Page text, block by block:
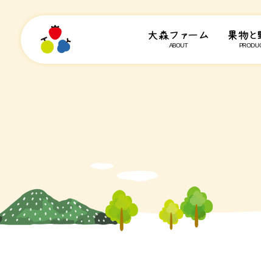
大森ファーム
ABOUT
果物と